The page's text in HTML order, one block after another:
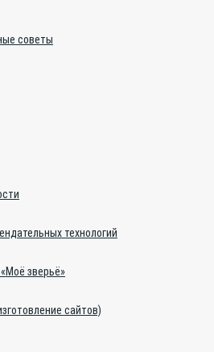
советы
технологий
зверьё»
сайтов)